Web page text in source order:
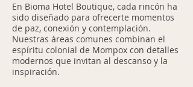
En Bioma Hotel Boutique, cada rincón ha
sido diseñado para ofrecerte momentos
de paz, conexión y contemplación.
Nuestras áreas comunes combinan el
espíritu colonial de Mompox con detalles
modernos que invitan al descanso y la
inspiración.